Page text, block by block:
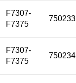
F7307-
F7375
750233
F7307-
F7375
750234